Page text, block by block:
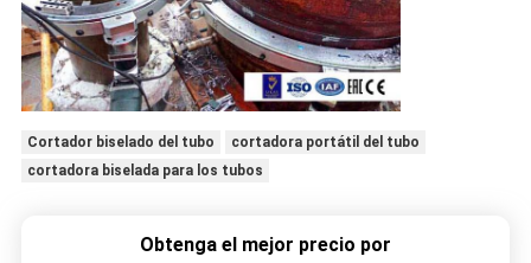
Cortador biselado del tubo
cortadora portátil del tubo
cortadora biselada para los tubos
Obtenga el mejor precio por